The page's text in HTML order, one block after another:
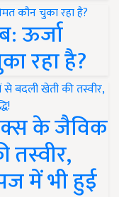
ऊर्जा
रहा है?
के जैविक
तस्वीर,
में भी हुई